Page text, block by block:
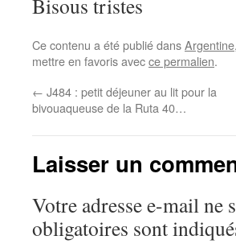
Bisous tristes
Ce contenu a été publié dansArgentine
mettre en favoris avecce permalien.
← J484 : petit déjeuner au lit pour la
bivouaqueuse de la Ruta 40…
Laisser un
Votre adresse e-mail ne
obligatoires sont